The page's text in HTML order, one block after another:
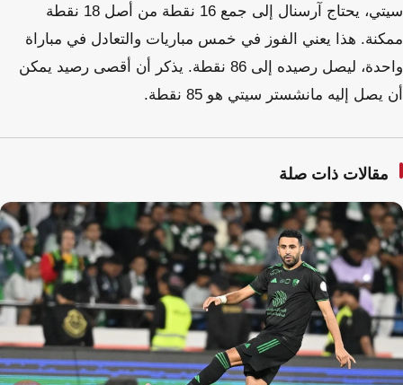
سيتي، يحتاج آرسنال إلى جمع 16 نقطة من أصل 18 نقطة
ممكنة. هذا يعني الفوز في خمس مباريات والتعادل في مباراة
واحدة، ليصل رصيده إلى 86 نقطة. يذكر أن أقصى رصيد يمكن
أن يصل إليه مانشستر سيتي هو 85 نقطة.
مقالات ذات صلة